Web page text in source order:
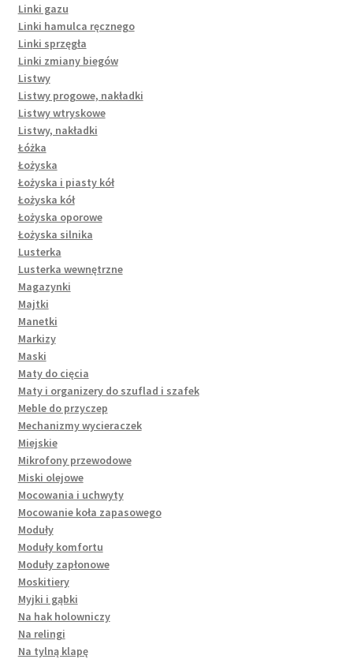
Linki gazu
Linki hamulca ręcznego
Linki sprzęgła
Linki zmiany biegów
Listwy
Listwy progowe, nakładki
Listwy wtryskowe
Listwy, nakładki
Łóżka
Łożyska
Łożyska i piasty kół
Łożyska kół
Łożyska oporowe
Łożyska silnika
Lusterka
Lusterka wewnętrzne
Magazynki
Majtki
Manetki
Markizy
Maski
Maty do cięcia
Maty i organizery do szuflad i szafek
Meble do przyczep
Mechanizmy wycieraczek
Miejskie
Mikrofony przewodowe
Miski olejowe
Mocowania i uchwyty
Mocowanie koła zapasowego
Moduły
Moduły komfortu
Moduły zapłonowe
Moskitiery
Myjki i gąbki
Na hak holowniczy
Na relingi
Na tylną klapę